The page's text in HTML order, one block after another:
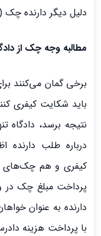
دلیل دیگر دارنده چک
مطالبه وجه چک از
برخی گمان می‌کنند
باید شکایت کیفری
نتیجه برسد،
درباره طلب دارنده
کیفری و هم چک‌های
پرداخت مبلغ چک در
دارنده به عنوان
با پرداخت هزینه